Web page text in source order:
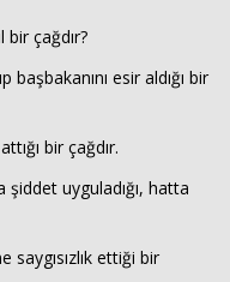
çağdır?
esir aldığı bir
bir çağdır.
uyguladığı, hatta
ettiği bir